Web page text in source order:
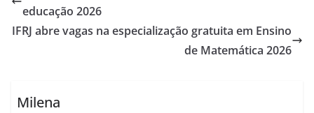
educação 2026
IFRJ abre vagas na especialização gratuita em Ensino
de Matemática 2026
Milena